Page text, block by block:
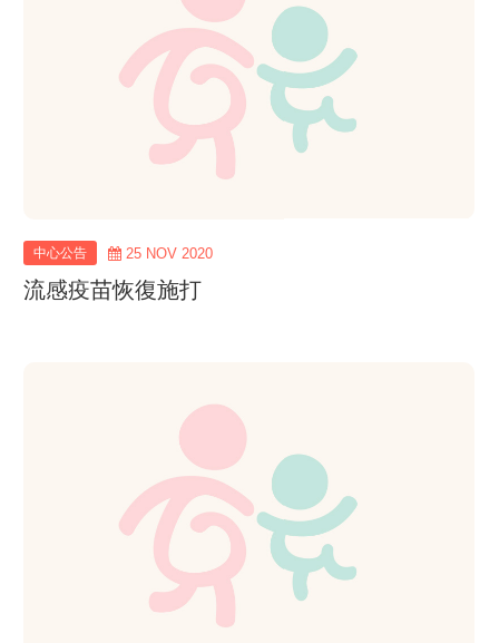
中心公告 25 NOV 2020
流感疫苗恢復施打
view
more